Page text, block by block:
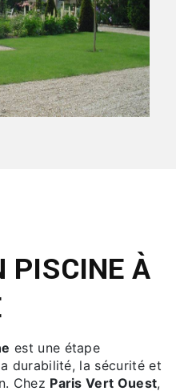
PISCINE À
est une étape
durabilité, la sécurité et
Chez Paris Vert Ouest,